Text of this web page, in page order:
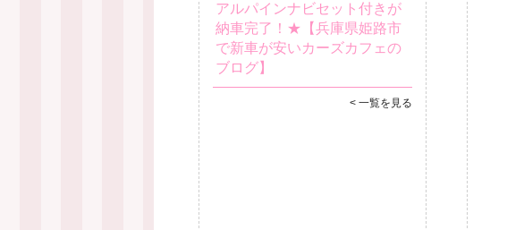
アルパインナビセット付きが
納車完了！★【兵庫県姫路市
で新車が安いカーズカフェの
ブログ】
< 一覧を見る